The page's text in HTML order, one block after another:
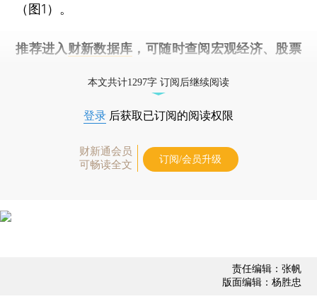
（图1）。
推荐进入 财新数据库 ，可随时查阅宏观经济、股票
本文共计1297字 订阅后继续阅读
登录 后获取已订阅的阅读权限
财新通会员
可畅读全文
订阅/会员升级
责任编辑：张帆
版面编辑：杨胜忠